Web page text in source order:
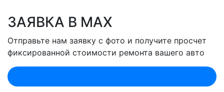
ЗАЯВКА В MAX
Отправьте нам заявку с фото и получите просчет
фиксированной стоимости ремонта вашего авто